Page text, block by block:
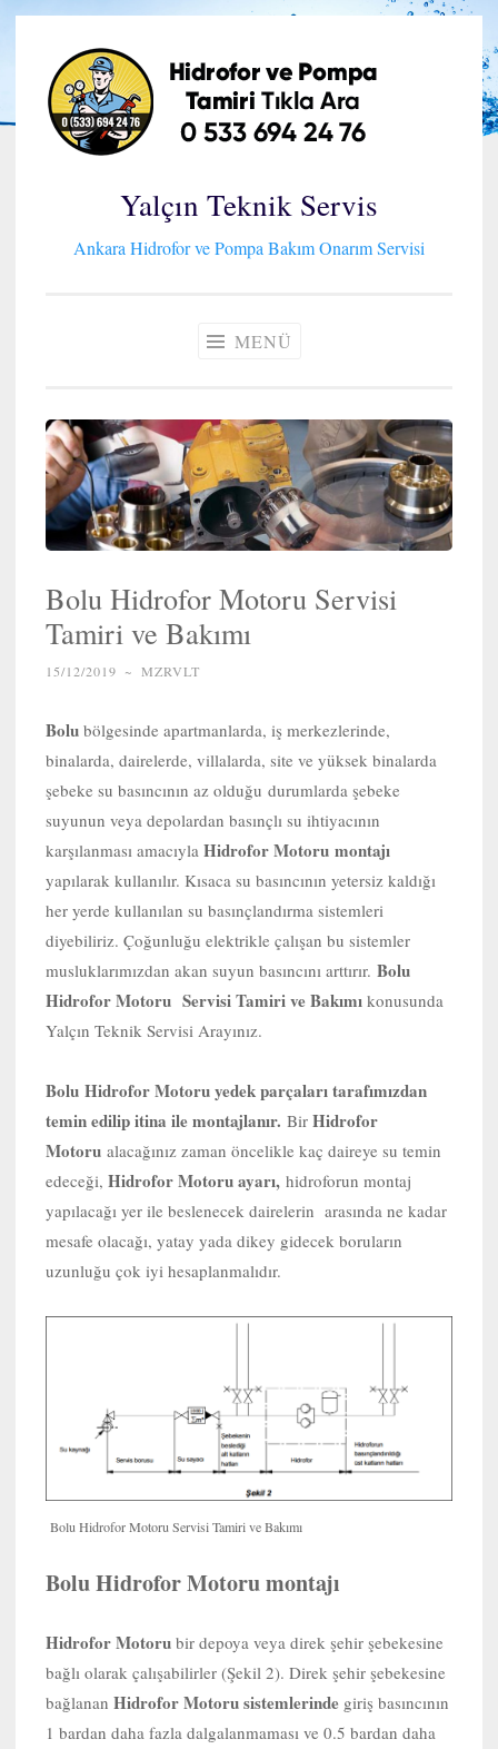
İçeriğe
geç
Yalçın Teknik Servis
Ankara Hidrofor ve Pompa Bakım Onarım Servisi
MENÜ
Bolu Hidrofor Motoru Servisi
Tamiri ve Bakımı
15/12/2019 ~ MZRVLT
Bolu bölgesinde apartmanlarda, iş merkezlerinde,
binalarda, dairelerde, villalarda, site ve yüksek binalarda
şebeke su basıncının az olduğu durumlarda şebeke
suyunun veya depolardan basınçlı su ihtiyacının
karşılanması amacıyla Hidrofor Motoru montajı
yapılarak kullanılır. Kısaca su basıncının yetersiz kaldığı
her yerde kullanılan su basınçlandırma sistemleri
diyebiliriz. Çoğunluğu elektrikle çalışan bu sistemler
musluklarımızdan akan suyun basıncını arttırır. Bolu
Hidrofor Motoru Servisi Tamiri ve Bakımı konusunda
Yalçın Teknik Servisi Arayınız.
Bolu Hidrofor Motoru yedek parçaları tarafımızdan
temin edilip itina ile montajlanır. Bir Hidrofor
Motoru alacağınız zaman öncelikle kaç daireye su temin
edeceği, Hidrofor Motoru ayarı, hidroforun montaj
yapılacağı yer ile beslenecek dairelerin arasında ne kadar
mesafe olacağı, yatay yada dikey gidecek boruların
uzunluğu çok iyi hesaplanmalıdır.
Bolu Hidrofor Motoru Servisi Tamiri ve Bakımı
Bolu Hidrofor Motoru montajı
Hidrofor Motoru bir depoya veya direk şehir şebekesine
bağlı olarak çalışabilirler (Şekil 2). Direk şehir şebekesine
bağlanan Hidrofor Motoru sistemlerinde giriş basıncının
1 bardan daha fazla dalgalanmaması ve 0.5 bardan daha